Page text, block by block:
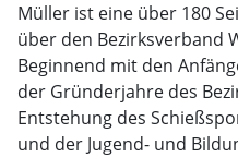
Müller ist eine über 180
über den Bezirksverband
Beginnend mit den
der Gründerjahre des
Entstehung des
und der Jugend- und